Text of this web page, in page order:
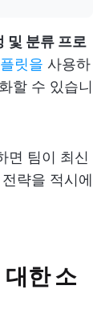
및 분류 프로
릿을 사용하
할 수 있습니
면 팀이 최신
략을 적시에
한 소